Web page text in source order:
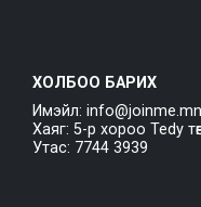
ХОЛБОО БАРИХ
Имэйл: info@joinme.mn
Хаяг: 5-р хороо Tedy
Утас: 7744 3939